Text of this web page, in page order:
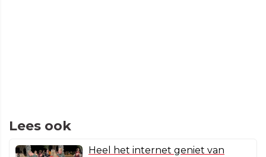
Lees ook
Heel het internet geniet van